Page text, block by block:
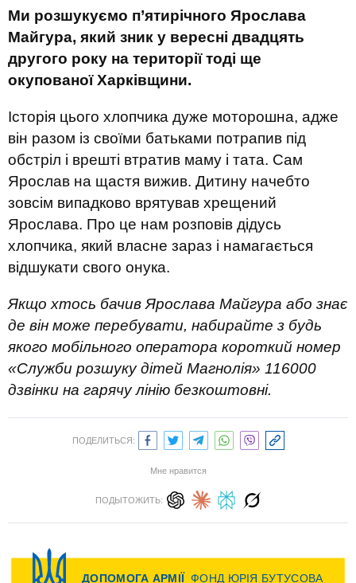
Ми розшукуємо п’ятирічного Ярослава
Майгура, який зник у вересні двадцять
другого року на території тоді ще
окупованої Харківщини.
Історія цього хлопчика дуже моторошна, адже
він разом із своїми батьками потрапив під
обстріл і врешті втратив маму і тата. Сам
Ярослав на щастя вижив. Дитину начебто
зовсім випадково врятував хрещений
Ярослава. Про це нам розповів дідусь
хлопчика, який власне зараз і намагається
відшукати свого онука.
Якщо хтось бачив Ярослава Майгура або знає
де він може перебувати, набирайте з будь
якого мобільного оператора короткий номер
«Служби розшуку дітей Магнолія» 116000
дзвінки на гарячу лінію безкоштовні.
ПОДЕЛИТЬСЯ:
Мне нравится
ПОДЫТОЖИТЬ: